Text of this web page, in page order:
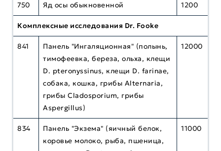
750 Яд осы обыкновенной 1200
Комплексные исследования Dr. Fooke
841
Панель "Ингаляционная" (полынь,
тимофеевка, береза, ольха, клещи
D. pteronyssinus, клещи D. farinae,
собака, кошка, грибы Alternaria,
грибы Cladosporium, грибы
Aspergillus)
12000
834
Панель "Экзема" (яичный белок,
коровье молоко, рыба, пшеница,
11000